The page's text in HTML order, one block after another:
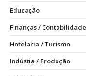
Educação
Finanças / Contabilidade
Hotelaria / Turismo
Indústia / Produção